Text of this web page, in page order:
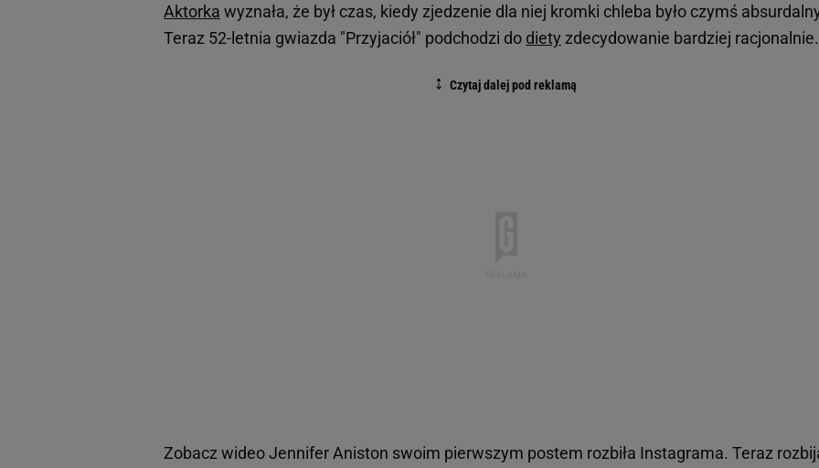
Aktorka wyznała, że był czas, kiedy zjedzenie dla niej kromki chleba było czymś
Teraz 52-letnia gwiazda "Przyjaciół" podchodzi do diety zdecydowanie bardziej racjonalnie.
Zobacz wideoJennifer Aniston swoim pierwszym postem rozbiła Instagrama. Teraz